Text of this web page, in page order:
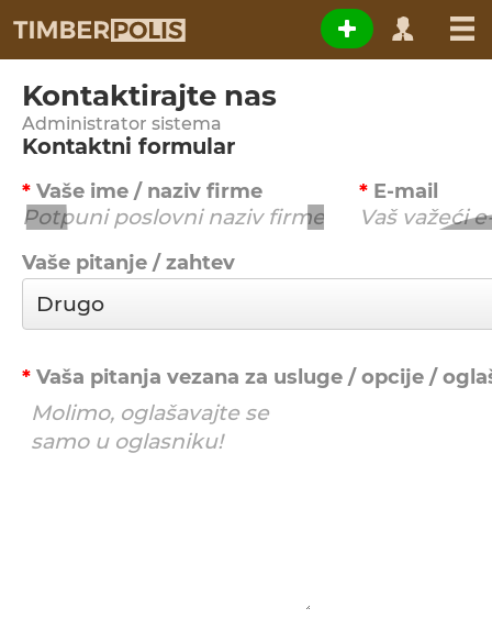
Kontaktirajte nas
Administrator sistema
Kontaktni formular
Vaše ime / naziv firme E-mail
Vaše pitanje / zahtev
Vaša pitanja vezana za usluge / opcije /